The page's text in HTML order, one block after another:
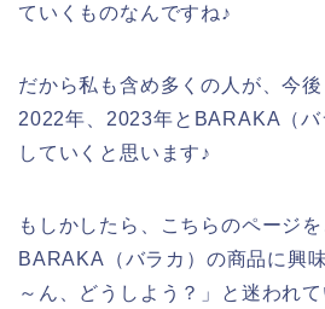
ていくものなんですね♪
だから私も含め多くの人が、今
2022年、2023年とBARAKA（バ
していくと思います♪
もしかしたら、こちらのページ
BARAKA（バラカ）の商品に興
～ん、どうしよう？」と迷われ